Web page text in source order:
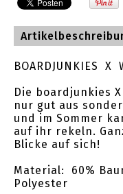
BOARDJUNKIES X
Die boardjunkies
nur gut aus
und im Sommer
auf ihr rekeln.
Blicke auf sich!
Material: 60%
Polyester